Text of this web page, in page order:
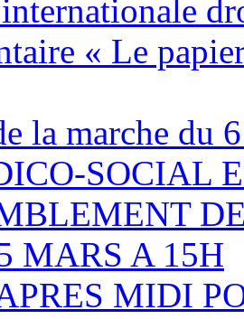
« Le
la marche du
SOCIAL
MARS A 15H
MIDI